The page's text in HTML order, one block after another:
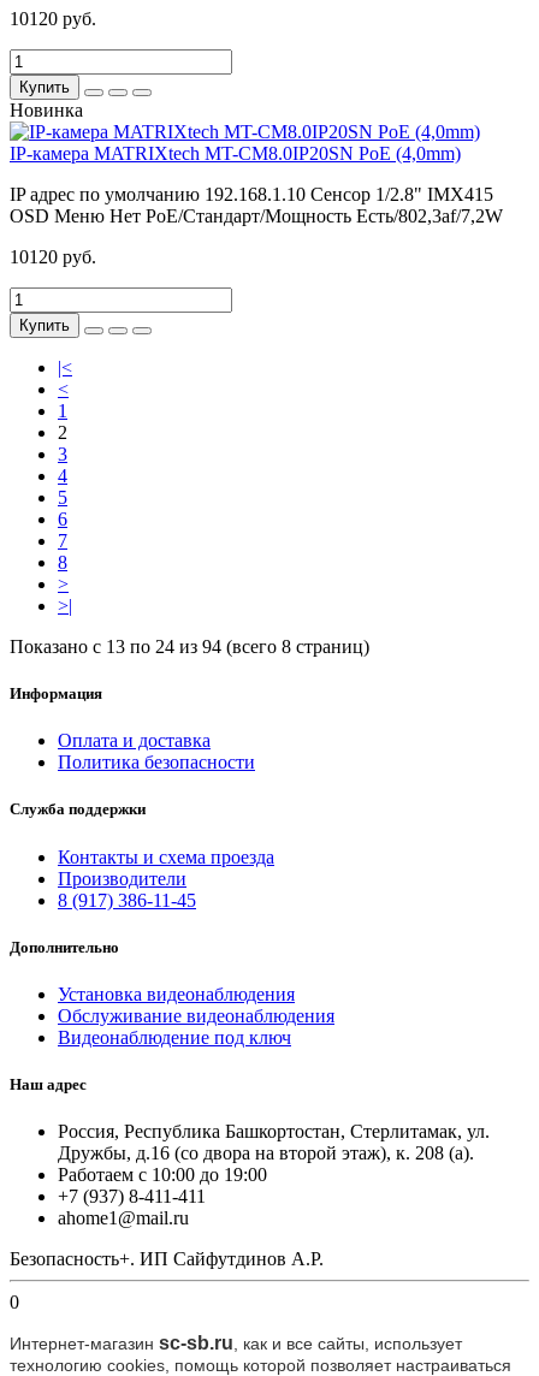
10120 руб.
Купить
Новинка
IP-камера MATRIXtech MT-CM8.0IP20SN PoE (4,0mm)
IP адрес по умолчанию 192.168.1.10 Сенсор 1/2.8" IMX415
OSD Меню Нет PoE/Стандарт/Мощность Есть/802,3af/7,2W
10120 руб.
Купить
|<
<
1
2
3
4
5
6
7
8
>
>|
Показано с 13 по 24 из 94 (всего 8 страниц)
Информация
Оплата и доставка
Политика безопасности
Служба поддержки
Контакты и схема проезда
Производители
8 (917) 386-11-45
Дополнительно
Установка видеонаблюдения
Обслуживание видеонаблюдения
Видеонаблюдение под ключ
Наш адрес
Россия, Республика Башкортостан, Стерлитамак, ул.
Дружбы, д.16 (со двора на второй этаж), к. 208 (а).
Работаем с 10:00 до 19:00
+7 (937) 8-411-411
ahome1@mail.ru
Безопасность+. ИП Сайфутдинов А.Р.
0
Интернет-магазин sc-sb.ru, как и все сайты, использует
технологию cookies, помощь которой позволяет настраиваться